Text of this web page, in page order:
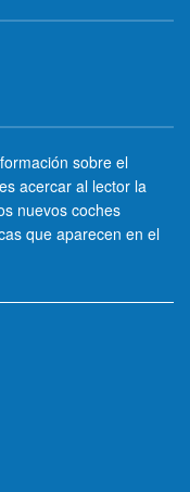
sobre el
acercar al lector la
nuevos coches
que aparecen en el